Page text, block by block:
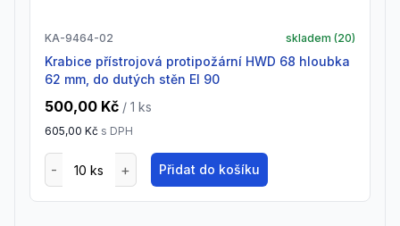
KA-9464-02 skladem (20)
Krabice přístrojová protipožární HWD 68 hloubka
62 mm, do dutých stěn EI 90
500,00 Kč / 1 ks
605,00 Kč s DPH
Přidat do košíku